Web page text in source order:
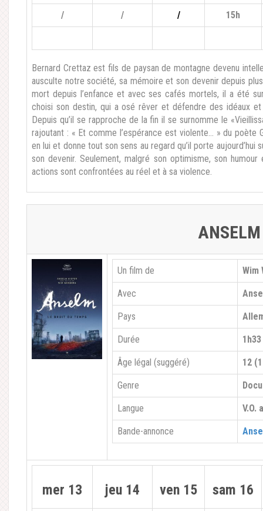
/ / / 15h
Bernard Crettaz est fils de paysan de montagne devenu
ausculte notre société, sa mémoire et son devenir depuis
mort depuis l’enfance et avec ses cafés mortels, il a été
choisi son destin, qui a osé rêver et défendre des idéaux et
Depuis qu’il se rapproche de la fin il se surnomme le
rajoutant : « Et comme l’espérance est violente… » du poète
en lui et donne tout son sens au regard qu’il porte
son devenir. Seulement, malgré son optimisme, son
actions sont confrontées au réel et à sa violence.
ANSELM
Un film de Wim
Avec
Pays
Durée 1h33
Âge légal (suggéré) 12
Genre
Langue V.O.
Bande-annonce
mer 13 jeu 14 ven 15 sam 16